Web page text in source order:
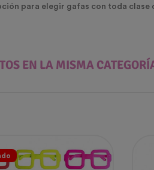
para elegir gafas con toda clase
EN LA MISMA